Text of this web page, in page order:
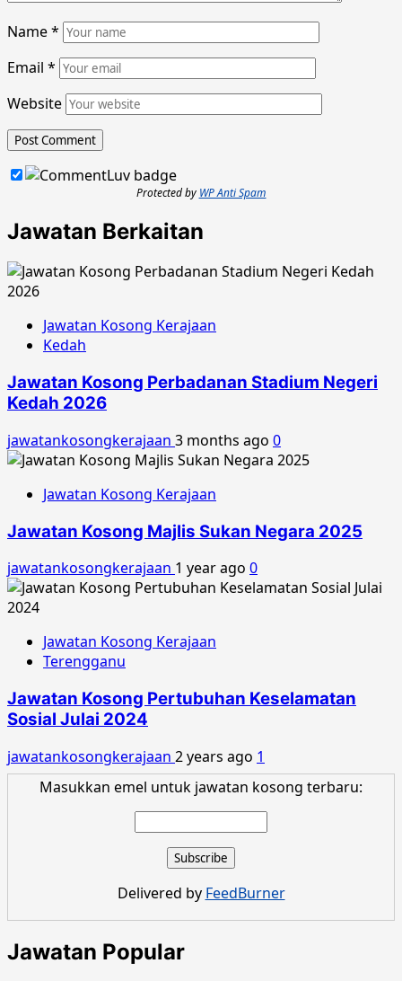
Name*
Email *
Website
Protected by WP Anti Spam
Jawatan Berkaitan
Jawatan Kosong Kerajaan
Kedah
Jawatan Kosong Perbadanan Stadium Negeri
Kedah 2026
jawatankosongkerajaan 3 months ago 0
Jawatan Kosong Kerajaan
Jawatan Kosong Majlis Sukan Negara 2025
jawatankosongkerajaan 1 year ago 0
Jawatan Kosong Kerajaan
Terengganu
Jawatan Kosong Pertubuhan Keselamatan
Sosial Julai 2024
jawatankosongkerajaan 2 years ago 1
Masukkan emel untuk jawatan kosong terbaru:
Delivered by FeedBurner
Jawatan Popular